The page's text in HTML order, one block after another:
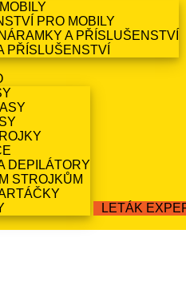
MOBILY
PRO MOBILY
A PŘÍSLUŠENSTVÍ
PŘÍSLUŠENSTVÍ
DEPILÁTORY
STROJKŮM
LETÁK